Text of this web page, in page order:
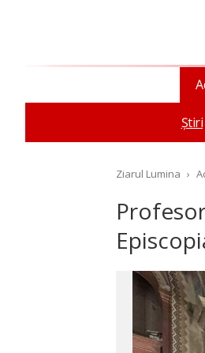
Știri
Ziarul Lumina ›
Octombrie